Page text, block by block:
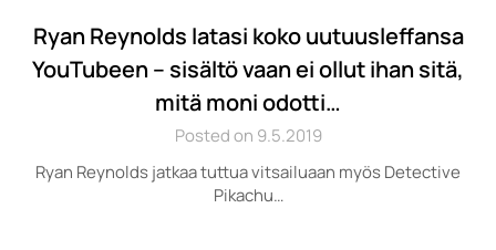
Ryan Reynolds latasi koko uutuusleffansa
YouTubeen – sisältö vaan ei ollut ihan sitä,
mitä moni odotti…
Posted on 9.5.2019
Ryan Reynolds jatkaa tuttua vitsailuaan myös Detective
Pikachu…